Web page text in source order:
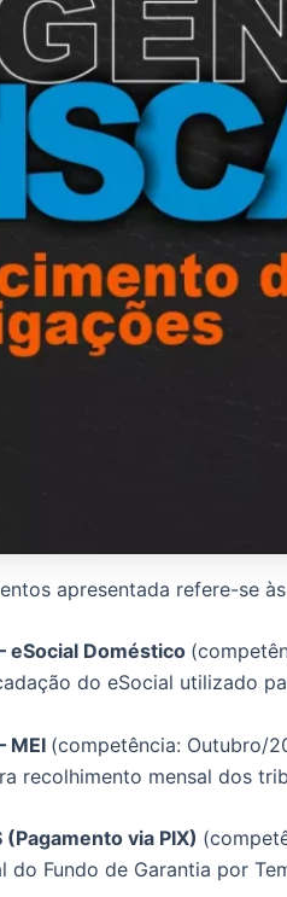
apresentada refere-se
eSocial Doméstico
do eSocial utilizado
MEI (competência: Outubro/
recolhimento mensal dos
(Pagamento via PIX)
do Fundo de Garantia por